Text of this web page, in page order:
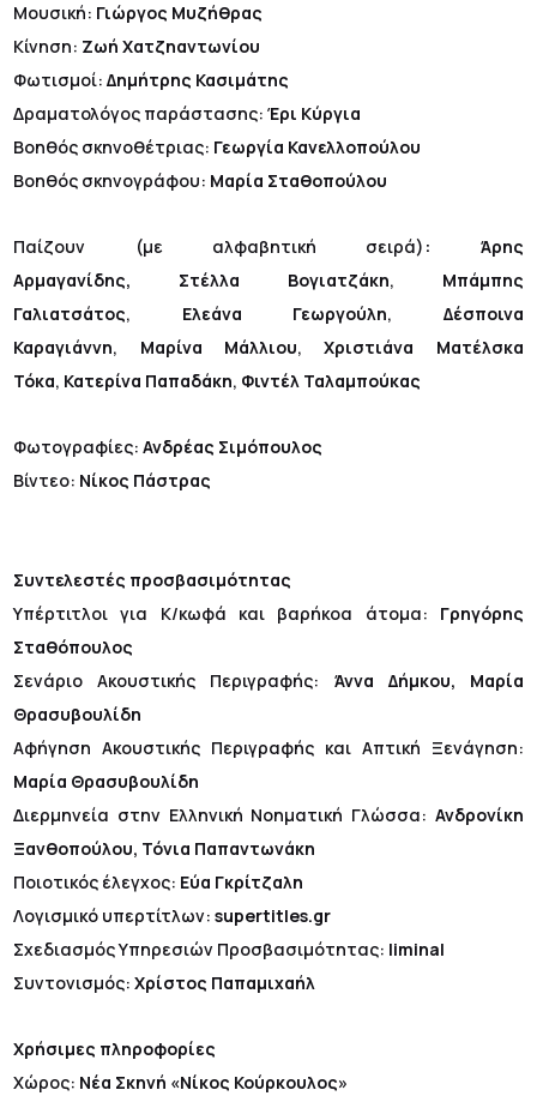
Μουσική: Γιώργος Μυζήθρας
Κίνηση: Ζωή Χατζηαντωνίου
Φωτισμοί:Δημήτρης Κασιμάτης
Δραματολόγος παράστασης: Έρι Κύργια
Βοηθός σκηνοθέτριας: Γεωργία Κανελλοπούλου
Βοηθός σκηνογράφου: Μαρία Σταθοπούλου
Παίζουν (με αλφαβητική σειρά) :
Άρης
Αρμαγανίδης, Στέλλα Βογιατζάκη, Μπάμπης
Γαλιατσάτος, Ελεάνα Γεωργούλη, Δέσποινα
Καραγιάννη, Μαρίνα Μάλλιου,Χριστιάνα Ματέλσκα
Τόκα, Κατερίνα Παπαδάκη, Φιντέλ Ταλαμπούκας
Φωτογραφίες: Ανδρέας Σιμόπουλος
Βίντεο: Νίκος Πάστρας
Συντελεστές προσβασιμότητας
Υπέρτιτλοι για Κ/κωφά και βαρήκοα άτομα: Γρηγόρης
Σταθόπουλος
Σενάριο Ακουστικής Περιγραφής: Άννα Δήμκου, Μαρία
Θρασυβουλίδη
Αφήγηση Ακουστικής Περιγραφής και Απτική Ξενάγηση:
Μαρία Θρασυβουλίδη
Διερμηνεία στην Ελληνική Νοηματική Γλώσσα: Ανδρονίκη
Ξανθοπούλου, Τόνια Παπαντωνάκη
Ποιοτικός έλεγχος: Εύα Γκρίτζαλη
Λογισμικό υπερτίτλων:supertitles.gr
Σχεδιασμός Υπηρεσιών Προσβασιμότητας: liminal
Συντονισμός:Χρίστος Παπαμιχαήλ
Χρήσιμες πληροφορίες
Χώρος: Νέα Σκηνή «Νίκος Κούρκουλος»